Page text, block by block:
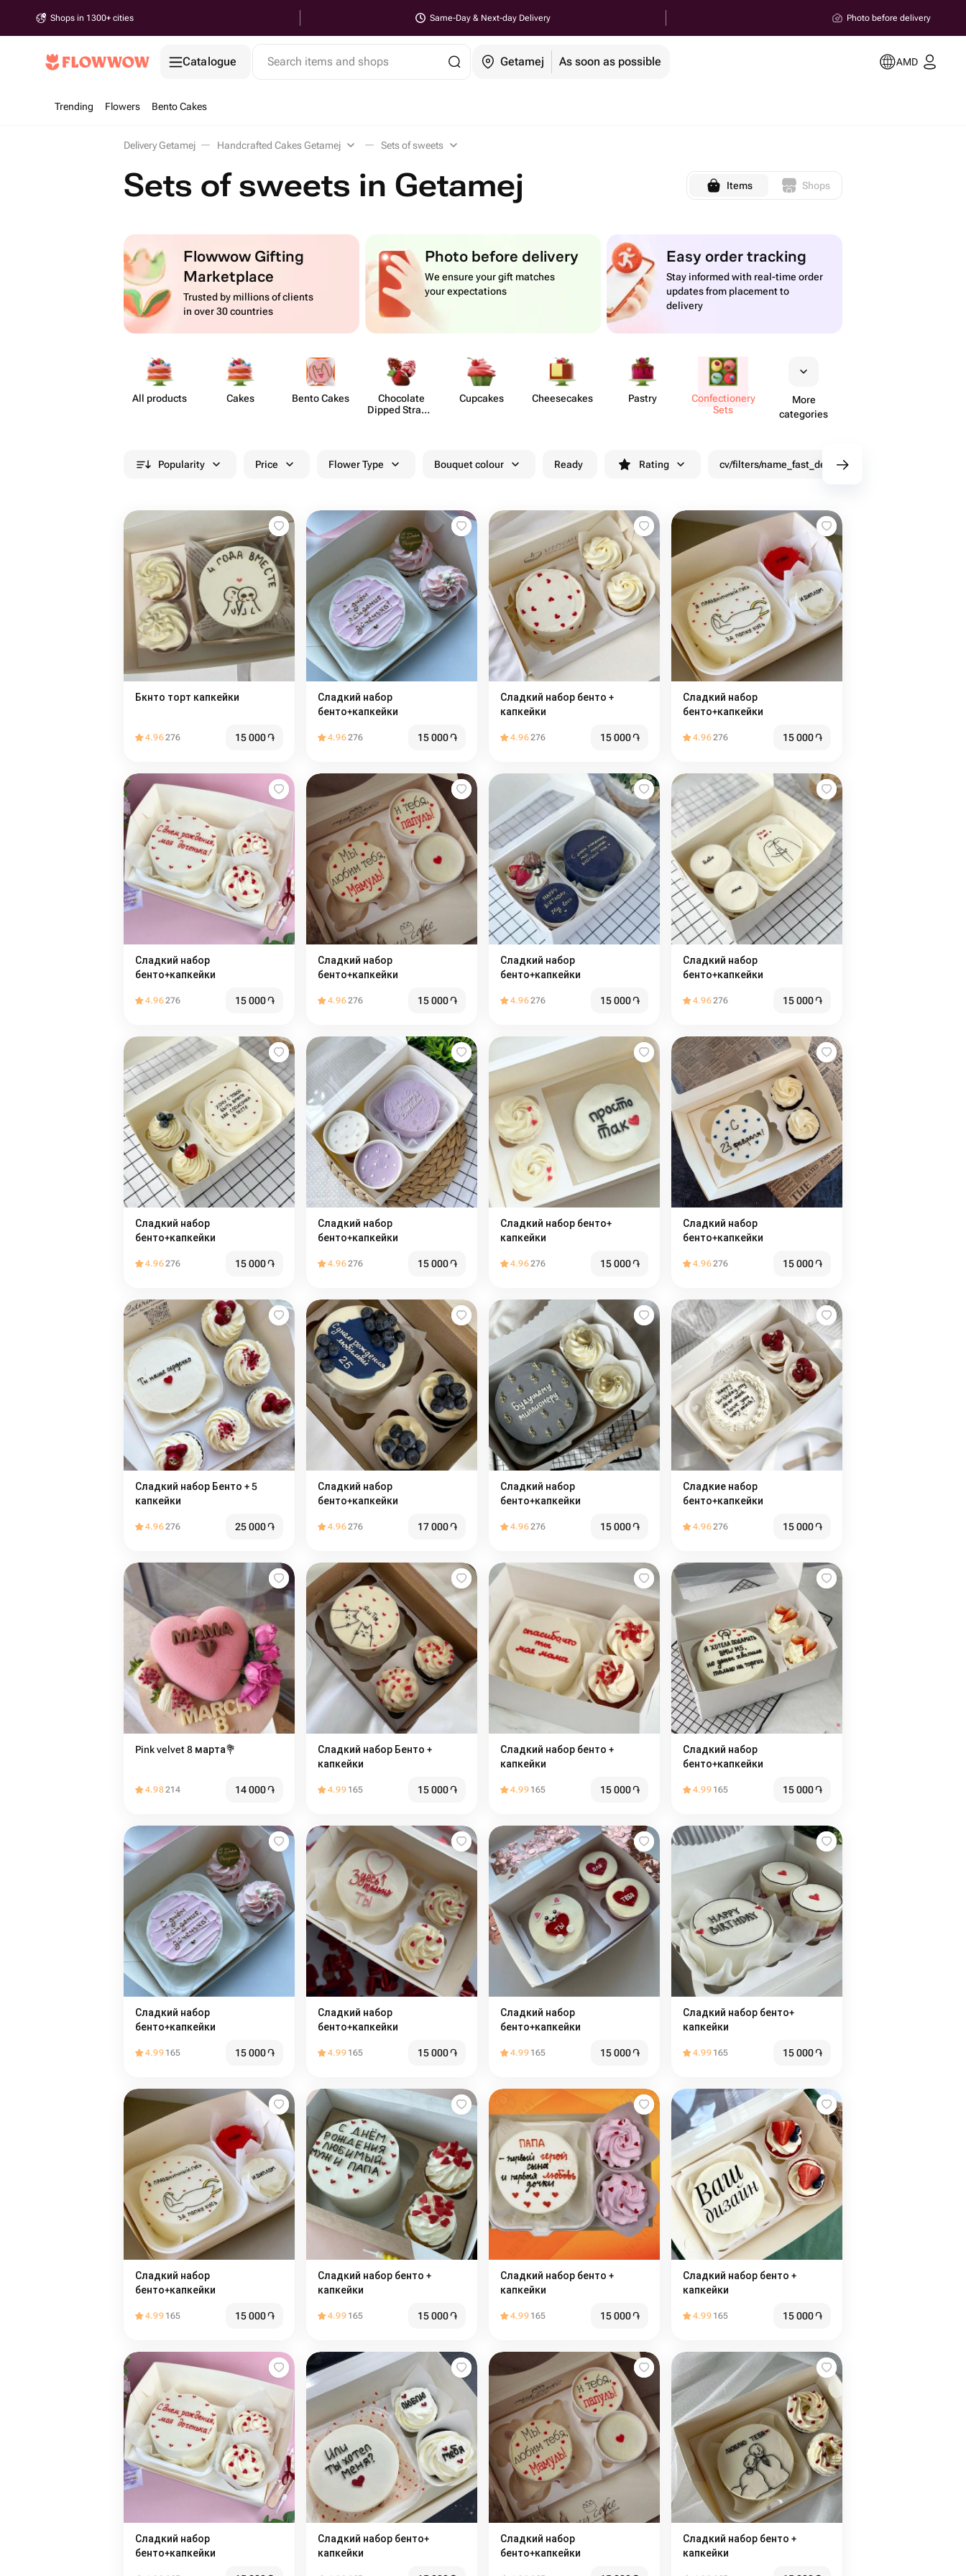
Shops in 1300+ cities Same-Day & Next-day Delivery Photo before delivery
Catalogue Search items and shops Getamej As soon as possible AMD
Trending Flowers Bento Cakes
Delivery Getamej Handcrafted Cakes Getamej Sets of sweets
Sets of sweets in Getamej Items Shops
Flowwow Gifting
Marketplace
Trusted by millions of clients
in over 30 countries
Photo before delivery
We ensure your gift matches
your expectations
Easy order tracking
Stay informed with real-time order
updates from placement to
delivery
All products Cakes Bento Cakes
Chocolate
Dipped Strawb​
Cupcakes Chees​ecakes Pastry
Confect​ionery
Sets
More
categories
Popularity Price Flower Type Bouquet colour Ready Rating cv/filters/name_fast_delivery
Бкнто торт капкейки
4.96276 15 000֏
Сладкий набор
бенто+капкейки
4.96276 15 000֏
Сладкий набор бенто +
капкейки
4.96276 15 000֏
Сладкий набор
бенто+капкейки
4.96276 15 000֏
Сладкий набор
бенто+капкейки
4.96276 15 000֏
Сладкий набор
бенто+капкейки
4.96276 15 000֏
Сладкий набор
бенто+капкейки
4.96276 15 000֏
Сладкий набор
бенто+капкейки
4.96276 15 000֏
Сладкий набор
бенто+капкейки
4.96276 15 000֏
Сладкий набор
бенто+капкейки
4.96276 15 000֏
Сладкий набор бенто+
капкейки
4.96276 15 000֏
Сладкий набор
бенто+капкейки
4.96276 15 000֏
Сладкий набор Бенто + 5
капкейки
4.96276 25 000֏
Сладкий набор
бенто+капкейки
4.96276 17 000֏
Сладкий набор
бенто+капкейки
4.96276 15 000֏
Сладкие набор
бенто+капкейки
4.96276 15 000֏
Pink velvet 8 марта💐
4.98214 14 000֏
Сладкий набор Бенто +
капкейки
4.99 165 15 000֏
Сладкий набор бенто +
капкейки
4.99 165 15 000֏
Сладкий набор
бенто+капкейки
4.99 165 15 000֏
Сладкий набор
бенто+капкейки
4.99 165 15 000֏
Сладкий набор
бенто+капкейки
4.99 165 15 000֏
Сладкий набор
бенто+капкейки
4.99 165 15 000֏
Сладкий набор бенто+
капкейки
4.99 165 15 000֏
Сладкий набор
бенто+капкейки
4.99 165 15 000֏
Сладкий набор бенто +
капкейки
4.99 165 15 000֏
Сладкий набор бенто +
капкейки
4.99 165 15 000֏
Сладкий набор бенто +
капкейки
4.99 165 15 000֏
Сладкий набор
бенто+капкейки
Сладкий набор бенто+
капкейки
Сладкий набор
бенто+капкейки
Сладкий набор бенто +
капкейки